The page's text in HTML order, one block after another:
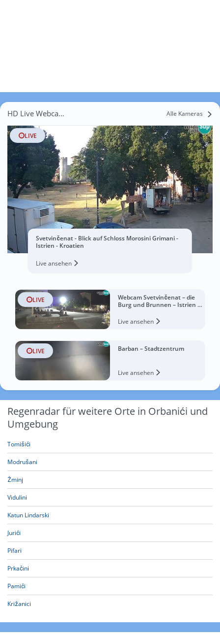
HD Live Webcams Orbanići Alle Kameras
LIVE
Svetvinčenat - Blick auf Schloss Morosini Grimani -
Istrien - Kroatien
Live ansehen
LIVE
Webcam Svetvinčenat – die
Burg und Brunnen – Istrien –
Live ansehen
LIVE Barban – Stadtzentrum
Live ansehen
Regenradar für weitere Orte in Orbanići und
Umgebung
Tomišići
Modrušani
Žminj
Vidulini
Katun Lindarski
Jurići
Pifari
Prkačini
Pamići
Križanici